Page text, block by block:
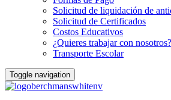
Solicitud de liquidación de
Solicitud de Certificados
Costos Educativos
¿Quieres trabajar con nosotros?
Transporte Escolar
Toggle navigation